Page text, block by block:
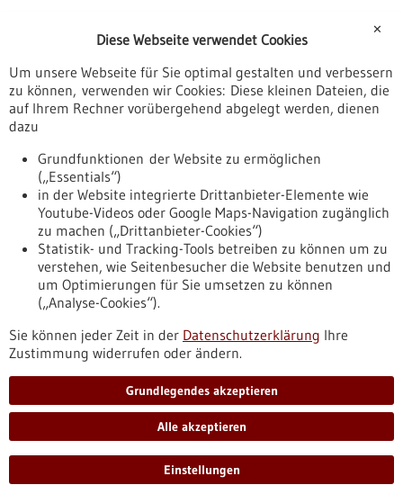
Pressemitteilung - 07.04.2026
SIMPLAIX: Der „Booster“ für die
Molekülforschung geht in die nächste Phase
Computersimulationen und Künstliche Intelligenz sind die
Gemeinsam mit Kolleg*innen der Universität Heidelberg und
des KIT befassen sich die HITS-Forschenden mit
Herausforderungen bei der Simulation von Biomolekülen und
molekularen Materialien, indem sie ihr Know‑How in
Computersimulationen auf mehreren Skalen und auf dem
Gebiet des Maschinellen Lernens bündeln.
https://www.gesundheitsindustrie-
bw.de/fachbeitrag/pm/simplaix-der-booster-fuer-die-
molekuelforschung-geht-die-naechste-phase
Pressemitteilung - 02.04.2026
Mit Klimadaten Malaria wirksamer
bekämpfen
Nach starken Regenfällen entstehen in vielen Regionen
Ostafrikas kleine Wasseransammlungen – Brutplätze für
Anopheles-Mücken, die Malaria übertragen. Forschende des
✕
Diese Webseite verwendet Cookies
Um unsere Webseite für Sie optimal gestalten und verbessern
zu können, verwenden wir Cookies: Diese kleinen Dateien, die
auf Ihrem Rechner vorübergehend abgelegt werden, dienen
dazu
Grundfunktionen der Website zu ermöglichen
(„Essentials“)
in der Website integrierte Drittanbieter-Elemente wie
Youtube-Videos oder Google Maps-Navigation zugänglich
zu machen („Drittanbieter-Cookies“)
Statistik- und Tracking-Tools betreiben zu können um zu
verstehen, wie Seitenbesucher die Website benutzen und
um Optimierungen für Sie umsetzen zu können
(„Analyse-Cookies“).
Sie können jeder Zeit in der Datenschutzerklärung Ihre
Zustimmung widerrufen oder ändern.
Grundlegendes akzeptieren
Alle akzeptieren
Einstellungen